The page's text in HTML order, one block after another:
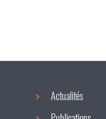
Actualités